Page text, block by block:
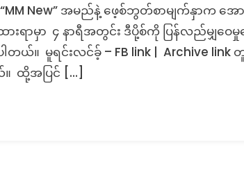
တဲ့
နဲ့
ရဟတ်ယာဉ်
ကို
“MM New” အမည်နဲ့ ဖေ့စ်ဘွတ်စာမျက်နှာက အေ
ာမှာ ၄ နာရီအတွင်း ဒီပို့စ်ကို ပြန်လည်မျှဝေမှုပ
ါတယ်။ မူရင်းလင်ခ့် – FB link | Archive
ထို့အပြင် […]